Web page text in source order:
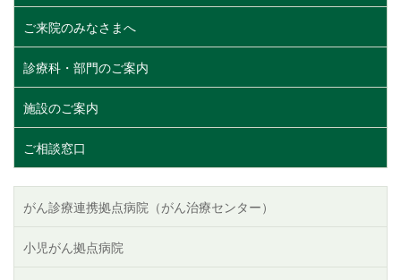
ご来院のみなさまへ
診療科・部門のご案内
施設のご案内
ご相談窓口
がん診療連携拠点病院（がん治療センター）
小児がん拠点病院